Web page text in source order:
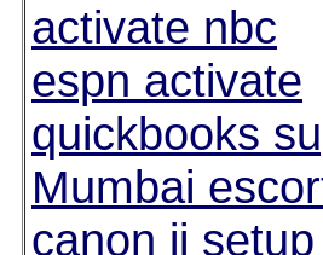
activate nbc
espn activate
quickbooks
Mumbai
canon ij setup